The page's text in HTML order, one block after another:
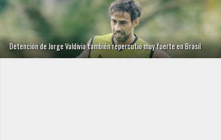
Detención de Jorge Valdivia también repercutió muy fuerte en Brasil